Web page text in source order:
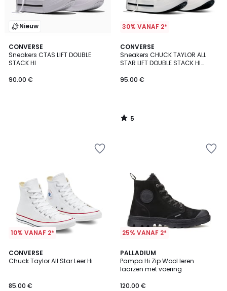
Nieuw
CONVERSE
Sneakers CTAS LIFT DOUBLE
STACK HI
90.00 €
30% VANAF 2*
CONVERSE
Sneakers CHUCK TAYLOR ALL
STAR LIFT DOUBLE STACK HI
95.00 €
5
/
5
5
/
10% VANAF 2*
CONVERSE
Chuck Taylor All Star Leer Hi
85.00 €
4.7
/ 5
25% VANAF 2*
PALLADIUM
Pampa Hi Zip Wool leren
laarzen met voering
120.00 €
4.6
/ 5